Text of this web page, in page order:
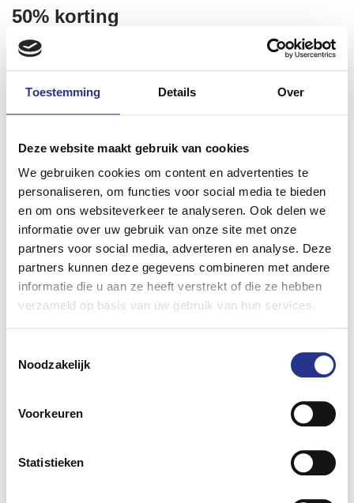
Toestemming Details Over
Deze website maakt gebruik van cookies
We gebruiken cookies om content en advertenties te
personaliseren, om functies voor social media te bieden
en om ons websiteverkeer te analyseren. Ook delen we
informatie over uw gebruik van onze site met onze
partners voor social media, adverteren en analyse. Deze
partners kunnen deze gegevens combineren met andere
informatie die u aan ze heeft verstrekt of die ze hebben
verzameld op basis van uw gebruik van hun services.
Noodzakelijk
Voorkeuren
Statistieken
50% korting
Met je lidmaatschap bij VER, kun je nu een ticket bestellen
korting te vergeven tot 31 december 2018. Ga naar
revolution19.amsterdam